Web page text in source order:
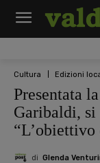
Cultura Edizioni
Presentata
Garibaldi,
di Glenda